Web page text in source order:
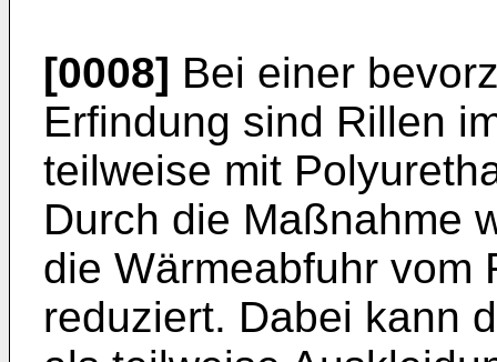
[0008] Bei einer
Erfindung sind Rillen
teilweise mit
Durch die Maßnahme
die Wärmeabfuhr vom
reduziert. Dabei kann